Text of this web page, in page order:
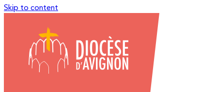
Skip to content